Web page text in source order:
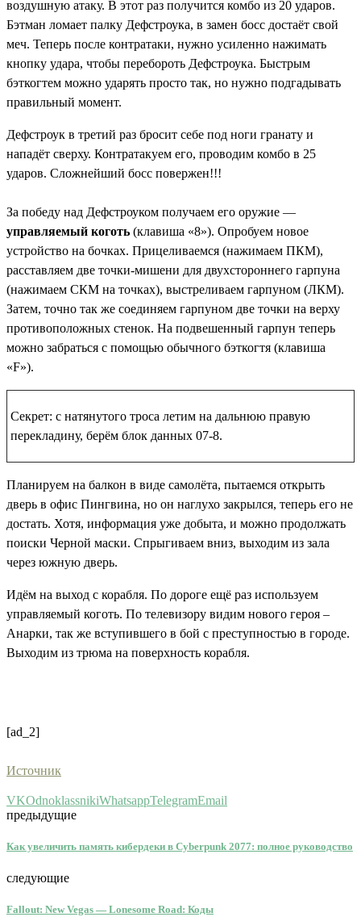
воздушную атаку. В этот раз получится комбо из 20 ударов.
Бэтман ломает палку Дефстроука, в замен босс достаёт свой
меч. Теперь после контратаки, нужно усиленно нажимать
кнопку удара, чтобы перебороть Дефстроука. Быстрым
бэткогтем можно ударять просто так, но нужно подгадывать
правильный момент.
Дефстроук в третий раз бросит себе под ноги гранату и
нападёт сверху. Контратакуем его, проводим комбо в 25
ударов. Сложнейший босс повержен!!!
За победу над Дефстроуком получаем его оружие —
управляемый коготь (клавиша «8»). Опробуем новое
устройство на бочках. Прицеливаемся (нажимаем ПКМ),
расставляем две точки-мишени для двухстороннего гарпуна
(нажимаем СКМ на точках), выстреливаем гарпуном (ЛКМ).
Затем, точно так же соединяем гарпуном две точки на верху
противоположных стенок. На подвешенный гарпун теперь
можно забраться с помощью обычного бэткогтя (клавиша
«F»).
Секрет: с натянутого троса летим на дальнюю правую
перекладину, берём блок данных 07-8.
Планируем на балкон в виде самолёта, пытаемся открыть
дверь в офис Пингвина, но он наглухо закрылся, теперь его не
достать. Хотя, информация уже добыта, и можно продолжать
поиски Черной маски. Спрыгиваем вниз, выходим из зала
через южную дверь.
Идём на выход с корабля. По дороге ещё раз используем
управляемый коготь. По телевизору видим нового героя –
Анарки, так же вступившего в бой с преступностью в городе.
Выходим из трюма на поверхность корабля.
[ad_2]
Источник
VKOdnoklassnikiWhatsappTelegramEmail
предыдущие
Как увеличить память кибердеки в Cyberpunk 2077: полное руководство
следующие
Fallout: New Vegas — Lonesome Road: Коды